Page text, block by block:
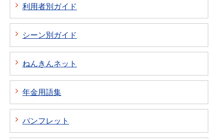
利用者別ガイド
シーン別ガイド
ねんきんネット
年金用語集
パンフレット